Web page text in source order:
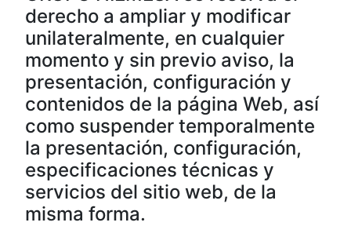
derecho a ampliar y modificar
unilateralmente, en cualquier
momento y sin previo aviso, la
presentación, configuración y
contenidos de la página Web, así
como suspender temporalmente
la presentación, configuración,
especificaciones técnicas y
servicios del sitio web, de la
misma forma.